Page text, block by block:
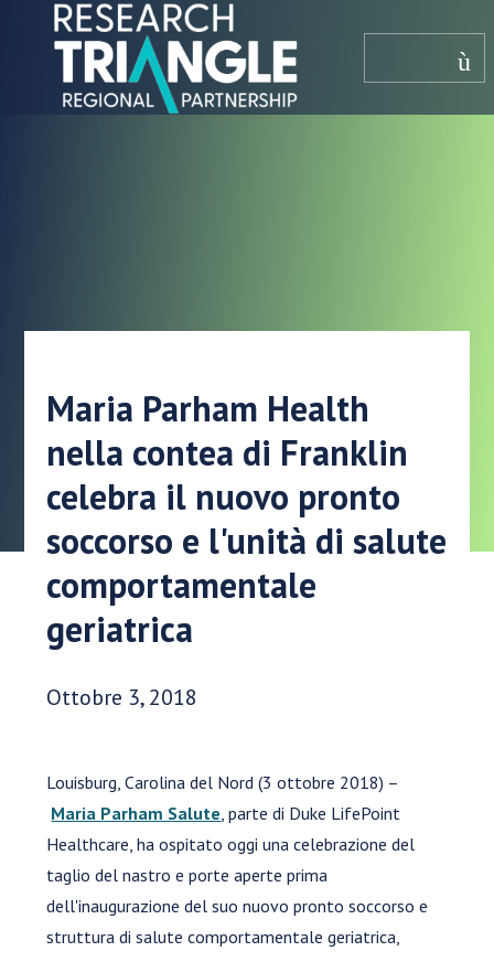
Salta al contenuto
menù
Maria Parham Health
nella contea di Franklin
celebra il nuovo pronto
soccorso e l'unità di salute
comportamentale
geriatrica
Data di pubblicazione:
Ottobre 3, 2018
Louisburg, Carolina del Nord (3 ottobre 2018) –
Maria Parham Salute , parte di Duke LifePoint
Healthcare, ha ospitato oggi una celebrazione del
taglio del nastro e porte aperte prima
dell'inaugurazione del suo nuovo pronto soccorso e
struttura di salute comportamentale geriatrica,